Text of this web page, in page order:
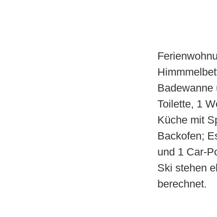
Badewanne
Toilette, 1
Küche mit
Backofen;
und 1 Car-
Ski stehen
berechnet.